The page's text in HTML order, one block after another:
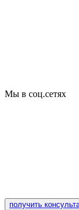
Мы в соц.сетях
получить